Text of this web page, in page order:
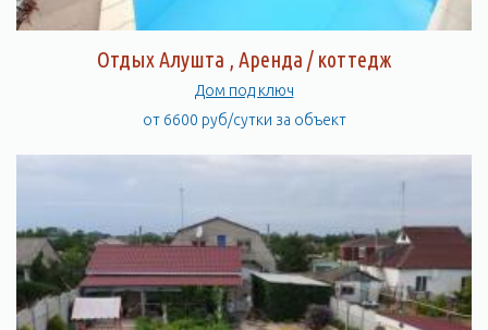
Отдых Алушта , Аренда / коттедж
Дом под ключ
от 6600 руб/сутки за объект